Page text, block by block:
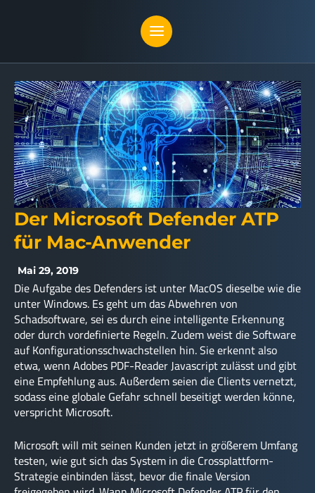
Der Microsoft Defender ATP
für Mac-Anwender
Mai 29, 2019
Die Aufgabe des Defenders ist unter MacOS dieselbe wie die
unter Windows. Es geht um das Abwehren von
Schadsoftware, sei es durch eine intelligente Erkennung
oder durch vordefinierte Regeln. Zudem weist die Software
auf Konfigurationsschwachstellen hin. Sie erkennt also
etwa, wenn Adobes PDF-Reader Javascript zulässt und gibt
eine Empfehlung aus. Außerdem seien die Clients vernetzt,
sodass eine globale Gefahr schnell beseitigt werden könne,
verspricht Microsoft.
Microsoft will mit seinen Kunden jetzt in größerem Umfang
testen, wie gut sich das System in die Crossplattform-
Strategie einbinden lässt, bevor die finale Version